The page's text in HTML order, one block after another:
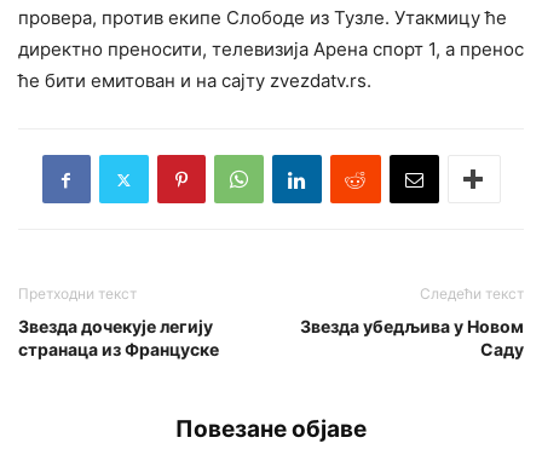
провера, против екипе Слободе из Тузле. Утакмицу ће
директно преносити, телевизија Аренa спорт 1, а пренос
ће бити емитован и на сајту zvezdatv.rs.
Претходни текст
Звезда дочекује легију
странаца из Француске
Следећи текст
Звезда убедљива у Новом
Саду
Повезане објаве